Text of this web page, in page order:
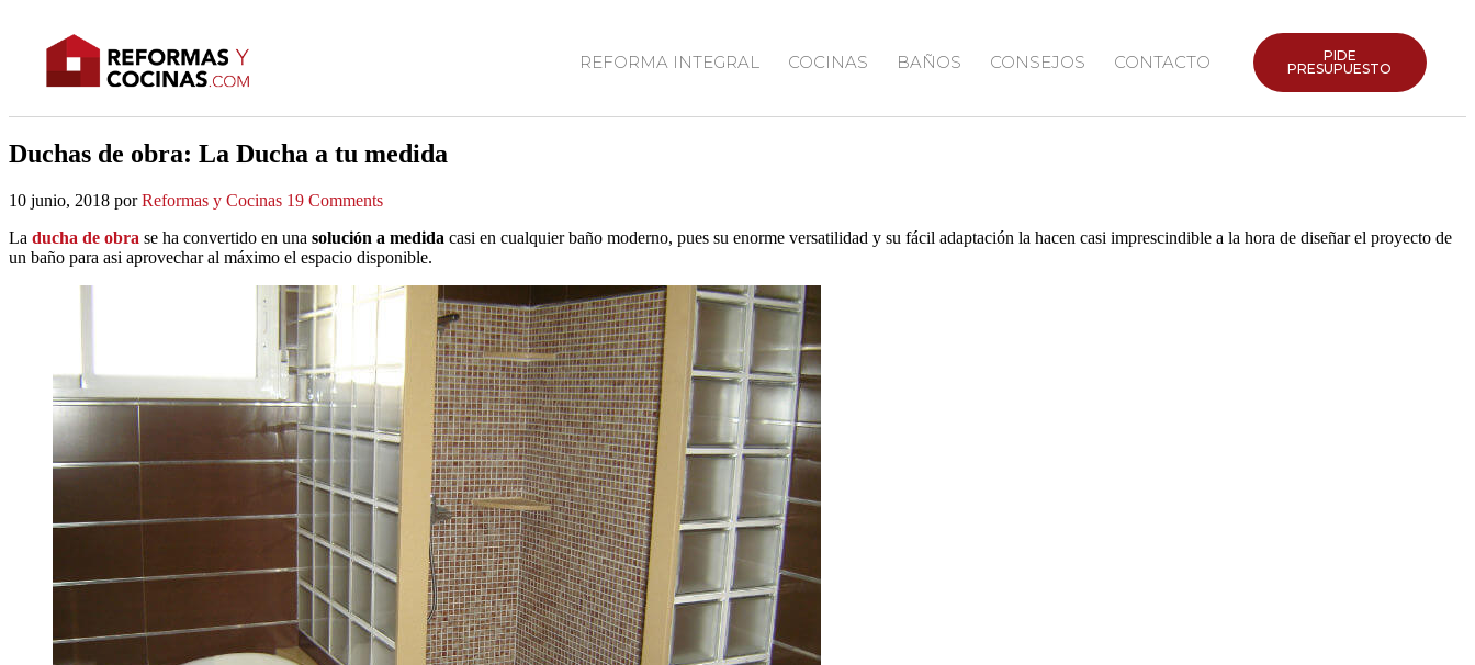
REFORMA INTEGRAL COCINAS BAÑOS CONSEJOS CONTACTO
PIDE
PRESUPUESTO
Duchas de obra: La Ducha a tu medida
10 junio, 2018 porReformas y Cocinas 19 Comments
La ducha de obra se ha convertido en una solución a medida casi en cualquier baño moderno, pues su enorme versatilidad y su fácil adaptación la hacen casi imprescindible a la hora de diseñar el proyecto de
un baño para asi aprovechar al máximo el espacio disponible.